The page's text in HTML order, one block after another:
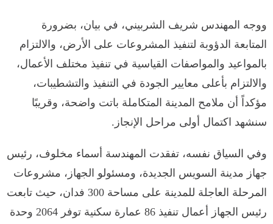
ووجه المهندس شريف الشربيني، في بيان، بضرورة
المتابعة الدؤوبة لتنفيذ المشروعات على الأرض، والالتزام
بالمواعيد والمواصفات القياسية في تنفيذ مختلف الأعمال،
والالتزام بأعلى معايير الجودة في التنفيذ والتشطيبات،
مؤكداً أن ملامح المدينة المتكاملة باتت واضحة، وقريبًا
سنشهد اكتمال أولى مراحل الإنجاز.
وفي السياق نفسه، تفقدت المهندسة أسماء مخلوف، رئيس
جهاز مدينة السويس الجديدة، ومسئولو الجهاز، مشروعات
المرحلة العاجلة للمدينة على مساحة 300 فدان، حيث تابعت
رئيس الجهاز أعمال تنفيذ 86 عمارة سكنية توفر 2064 وحدة